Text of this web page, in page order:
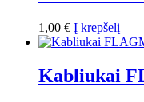
1,00 € Į krepšelį
Kabliukai